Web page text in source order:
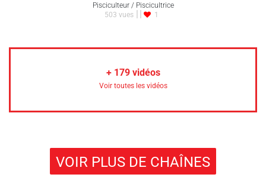
Pisciculteur / Piscicultrice
503 vues
1
+ 179vidéos
Voir toutes les vidéos
VOIR PLUS DE CHAÎNES